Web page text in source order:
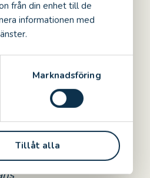
från din enhet till de
informationen med
Marknadsföring
Tillåt alla
bok,
och
till
fann
salen
och